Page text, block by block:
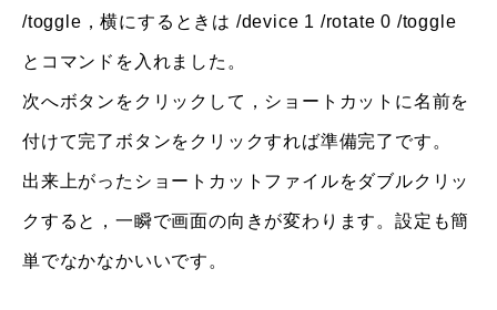
/toggle，横にするときは /device 1 /rotate 0 /toggle
とコマンドを入れました。
次へボタンをクリックして，ショートカットに名前を
付けて完了ボタンをクリックすれば準備完了です。
出来上がったショートカットファイルをダブルクリッ
クすると，一瞬で画面の向きが変わります。設定も簡
単でなかなかいいです。